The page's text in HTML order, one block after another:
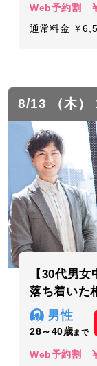
Web予約割
通常料金 ￥
8/13 （木）
【30代男
落ち着いた
男性
28～40歳まで
Web予約割